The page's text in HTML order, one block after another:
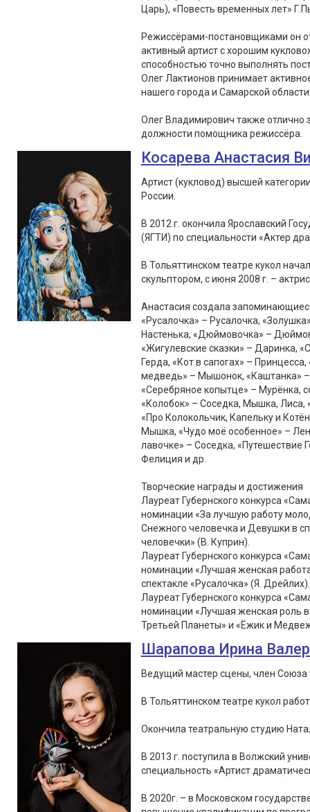
Царь), «Повесть временных лет»
Режиссёрами-постановщиками он
активный артист с хорошим
способностью точно выполнять
Олег Лактионов принимает
нашего города и Самарской
Олег Владимирович также
должности помощника режиссёра.
Косарева Анастасия
Артист (кукловод) высшей
России.
В 2012 г. окончила Ярославский
(ЯГТИ) по специальности «Актер
В Тольяттинском театре кукол
скульптором, с июня 2008 г. –
Анастасия создала
«Русалочка» – Русалочка,
Настенька, «Дюймовочка» –
«Жигулевские сказки» – Даринка,
Герда, «Кот в сапогах» –
медведь» – Мышонок, «Каштанка»
«Серебряное копытце» – Мурёнка,
«Колобок» – Соседка, Мышка, Лиса,
«Про Колокольчик, Капельку и
Мышка, «Чудо моё особенное» –
лавочке» – Соседка, «Путешествие
Фелиция и др.
Творческие награды и достижения
Лауреат Губернского конкурса
номинации «За лучшую работу
Снежного человечка и Девушки в
человечки» (В. Куприн).
Лауреат Губернского конкурса
номинации «Лучшая женская
спектакле «Русалочка» (Я. Дрейлих).
Лауреат Губернского конкурса
номинации «Лучшая женская роль в
Третьей Планеты» и «Ёжик и
Шарапова Ирина
Ведущий мастер сцены, член Союза
В Тольяттинском театре кукол
Окончила театральную студию
В 2013 г. поступила в Волжский
специальность «Артист
В 2020г. – в Московском